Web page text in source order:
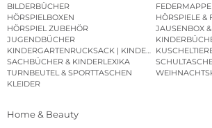
BILDERBÜCHER
HÖRSPIELBOXEN
HÖRSPIELE &
HÖRSPIEL ZUBEHÖR
JAUSENBOX
JUGENDBÜCHER
KINDERGARTENRUCKSACK |
SACHBÜCHER & KINDERLEXIKA
TURNBEUTEL & SPORTTASCHEN
KLEIDER
Home & Beauty